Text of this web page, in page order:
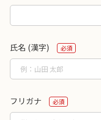
氏名 (漢字) 必須
フリガナ 必須